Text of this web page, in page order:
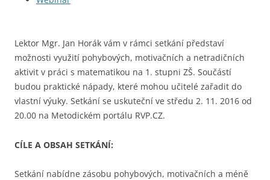
Lektor Mgr. Jan Horák vám v rámci setkání představí
možnosti využití pohybových, motivačních a netradičních
aktivit v práci s matematikou na 1. stupni ZŠ. Součástí
budou praktické nápady, které mohou učitelé zařadit do
vlastní výuky. Setkání se uskuteční ve středu 2. 11. 2016 od
20.00 na Metodickém portálu RVP.CZ.
CÍLE A OBSAH SETKÁNÍ:
Setkání nabídne zásobu pohybových, motivačních a méně